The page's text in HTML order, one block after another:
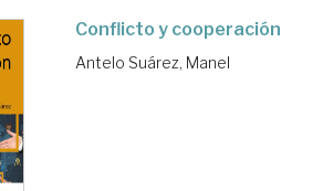
Conflicto y cooperación
Antelo Suárez, Manel